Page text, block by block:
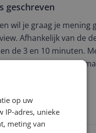
geschreven
wil je graag je mening
Afhankelijk van de
de 3 en 10 minuten.
keuze te maken én
op uw
IP-adres, unieke
meting van